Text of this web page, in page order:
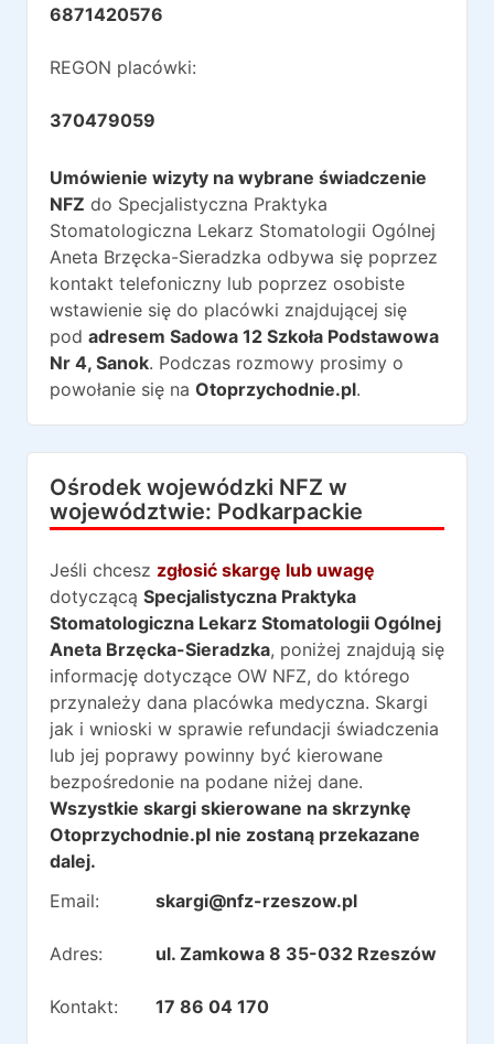
6871420576
REGON placówki:
370479059
Umówienie wizyty na wybrane świadczenie
NFZ do Specjalistyczna Praktyka
Stomatologiczna Lekarz Stomatologii Ogólnej
Aneta Brzęcka-Sieradzka odbywa się poprzez
kontakt telefoniczny lub poprzez osobiste
wstawienie się do placówki znajdującej się
pod adresem Sadowa 12 Szkoła Podstawowa
Nr 4, Sanok. Podczas rozmowy prosimy o
powołanie się na Otoprzychodnie.pl.
Ośrodek wojewódzki NFZ w
województwie: Podkarpackie
Jeśli chcesz zgłosić skargę lub uwagę
dotyczącą Specjalistyczna Praktyka
Stomatologiczna Lekarz Stomatologii Ogólnej
Aneta Brzęcka-Sieradzka, poniżej znajdują się
informację dotyczące OW NFZ, do którego
przynależy dana placówka medyczna. Skargi
jak i wnioski w sprawie refundacji świadczenia
lub jej poprawy powinny być kierowane
bezpośredonie na podane niżej dane.
Wszystkie skargi skierowane na skrzynkę
Otoprzychodnie.pl nie zostaną przekazane
dalej.
Email:
skargi@nfz-rzeszow.pl
Adres: ul. Zamkowa 8 35-032 Rzeszów
Kontakt: 17 86 04 170